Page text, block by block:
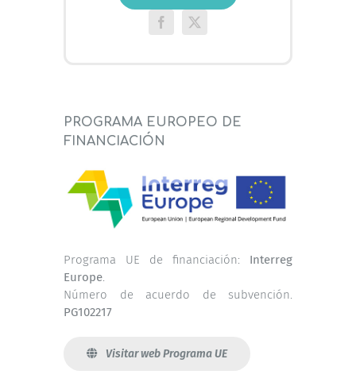
PROGRAMA EUROPEO DE
FINANCIACIÓN
Programa UE de financiación: Interreg
Europe.
Número de acuerdo de subvención.
PG102217
Visitar web Programa UE